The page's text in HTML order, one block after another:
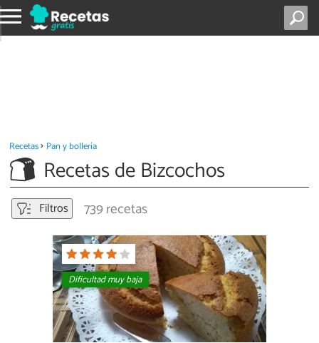
Recetas Pan y bollería
Recetas de Bizcochos
Filtros 739 recetas
Dificultad muy baja